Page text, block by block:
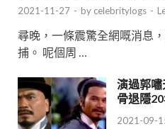
2021-11-27 - by celebritylogs -
尋晚，一條震驚全網嘅消息
捕。 呢個周 …
演過郭
骨退隱
2021-09-